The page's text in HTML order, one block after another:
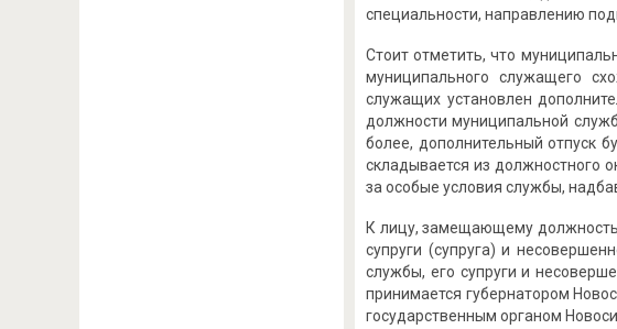
специальности, направлению
Стоит отметить, что
муниципального служащего
служащих установлен
должности муниципальной
более, дополнительный отпуск
складывается из должностного
за особые условия службы,
К лицу, замещающему должность
супруги (супруга) и
службы, его супруги и
принимается губернатором
государственным органом